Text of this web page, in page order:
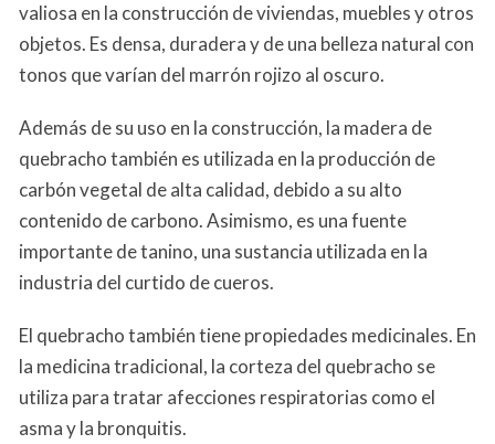
valiosa en la construcción de viviendas, muebles y otros
objetos. Es densa, duradera y de una belleza natural con
tonos que varían del marrón rojizo al oscuro.
Además de su uso en la construcción, la madera de
quebracho también es utilizada en la producción de
carbón vegetal de alta calidad, debido a su alto
contenido de carbono. Asimismo, es una fuente
importante de tanino, una sustancia utilizada en la
industria del curtido de cueros.
El quebracho también tiene propiedades medicinales. En
la medicina tradicional, la corteza del quebracho se
utiliza para tratar afecciones respiratorias como el
asma y la bronquitis.